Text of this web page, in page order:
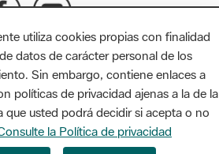
Llacuna, 1a planta. Badajoz, 49.
022 428 / xarxaparcs@diba.cat
utiliza cookies propias con finalidad
datos de carácter personal de los
Sin embargo, contiene enlaces a
políticas de privacidad ajenas a la de la
que usted podrá decidir si acepta o no
la Política de privacidad